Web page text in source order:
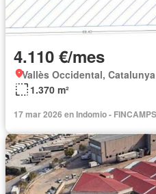
4.110 €/mes
Vallès Occidental, Catalunya
1.370 m²
17 mar 2026 en Indomio -